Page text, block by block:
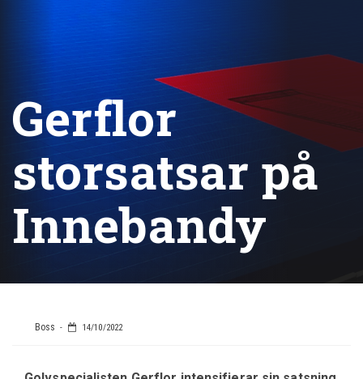
Gerflor
storsatsar på
Innebandy
Boss 14/10/2022